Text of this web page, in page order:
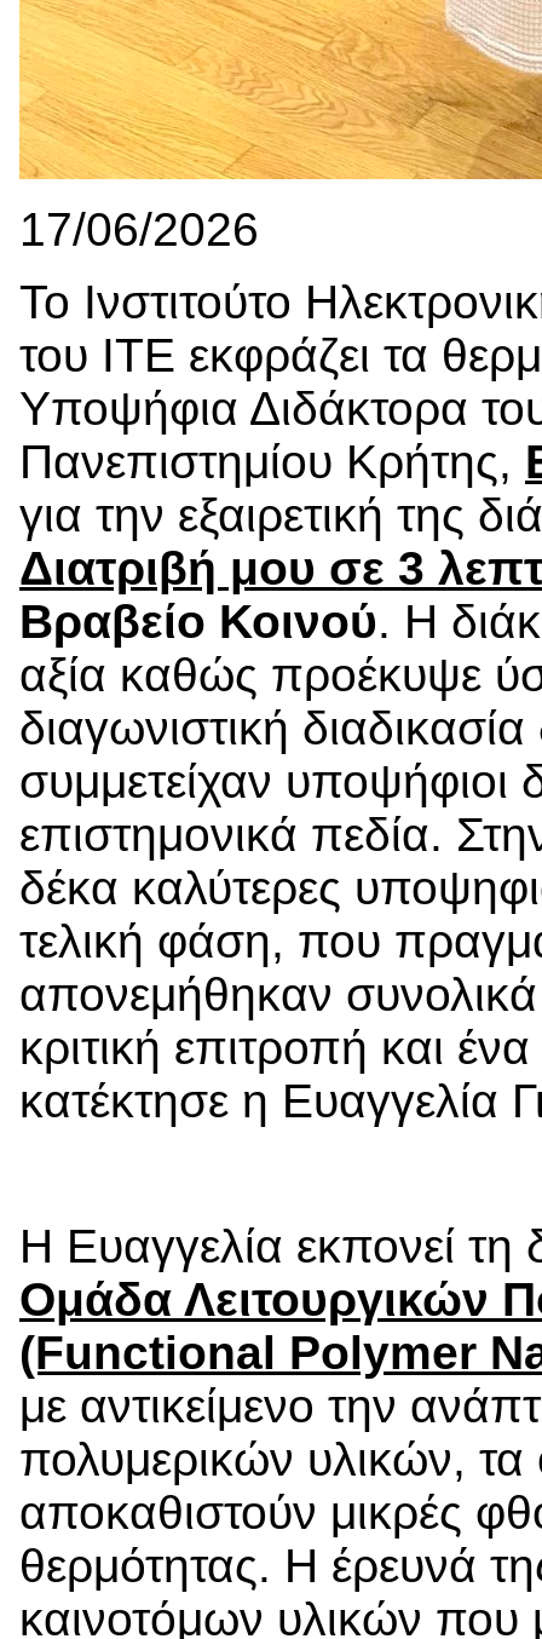
17/06/2026
Το Ινστιτούτο
του ΙΤΕ εκφράζει τα
Υποψήφια Διδάκτορα
Πανεπιστημίου Κρήτης,
για την εξαιρετική της
Διατριβή μου σε 3
Βραβείο Κοινού. Η
αξία καθώς προέκυψε
διαγωνιστική
συμμετείχαν υποψήφιοι
επιστημονικά πεδία.
δέκα καλύτερες
τελική φάση, που
απονεμήθηκαν
κριτική επιτροπή και
κατέκτησε η Ευαγγελία
Η Ευαγγελία εκπονεί τη
Ομάδα Λειτουργικών
(Functional Polymer
με αντικείμενο την
πολυμερικών υλικών, τα
αποκαθιστούν μικρές
θερμότητας. Η έρευνά
καινοτόμων υλικών